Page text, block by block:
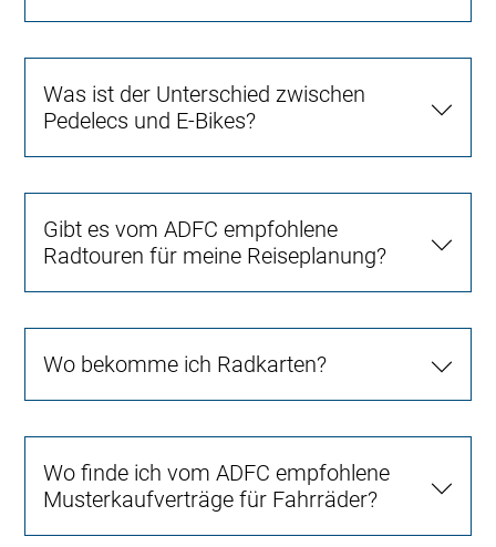
Was ist der Unterschied zwischen
Pedelecs und E-Bikes?
Gibt es vom ADFC empfohlene
Radtouren für meine Reiseplanung?
Wo bekomme ich Radkarten?
Wo finde ich vom ADFC empfohlene
Musterkaufverträge für Fahrräder?